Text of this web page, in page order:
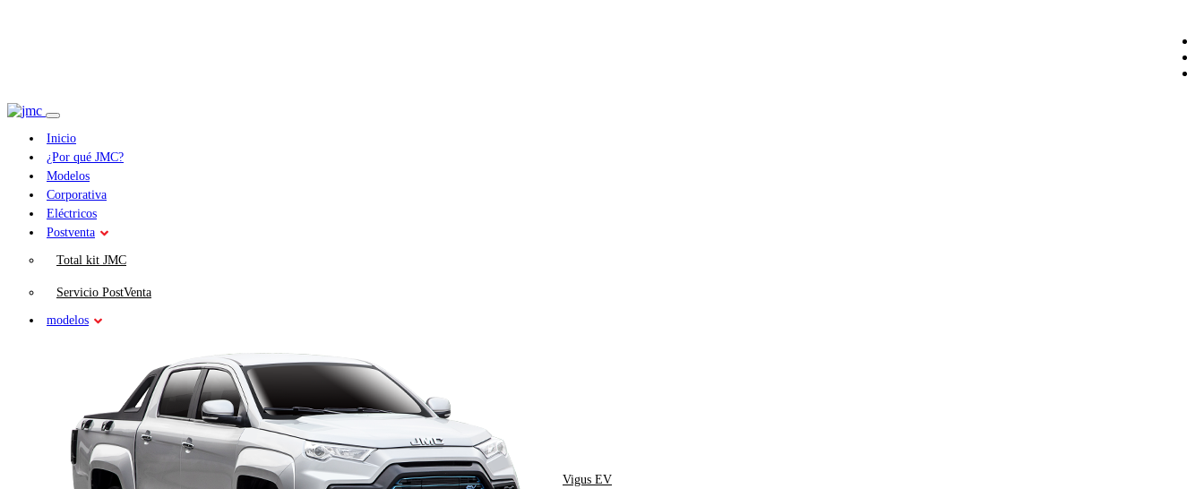
Inicio
¿Por qué JMC?
Modelos
Corporativa
Eléctricos
Postventa
Total kit JMC
Servicio PostVenta
modelos
Vigus EV